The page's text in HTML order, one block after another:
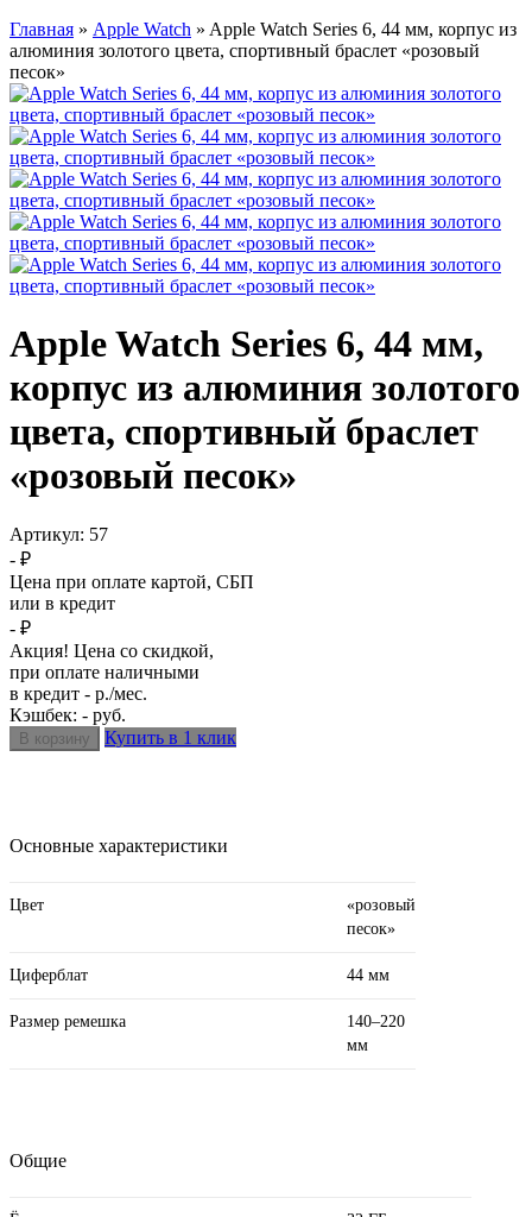
Главная » Apple Watch » Apple Watch Series 6, 44 мм, корпус из
алюминия золотого цвета, спортивный браслет «розовый
песок»
Apple Watch Series 6, 44 мм,
корпус из алюминия золотого
цвета, спортивный браслет
«розовый песок»
Артикул: 57
- ₽
Цена при оплате картой, СБП
или в кредит
- ₽
Акция! Цена со скидкой,
при оплате наличными
в кредит - р./мес.
Кэшбек: - руб.
Купить в 1 клик
Основные характеристики
Цвет
«розовый
песок»
Циферблат 44 мм
Размер ремешка
140–220
мм
Общие